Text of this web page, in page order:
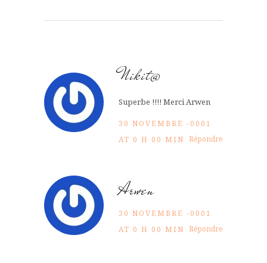
Nikit@
Superbe !!!! Merci Arwen
30 NOVEMBRE -0001
AT 0 H 00 MIN Répondre
Arwen
30 NOVEMBRE -0001
AT 0 H 00 MIN Répondre